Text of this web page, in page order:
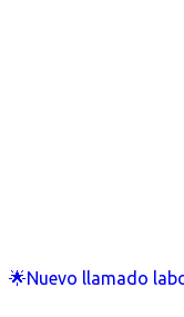
🌟Nuevo llamado